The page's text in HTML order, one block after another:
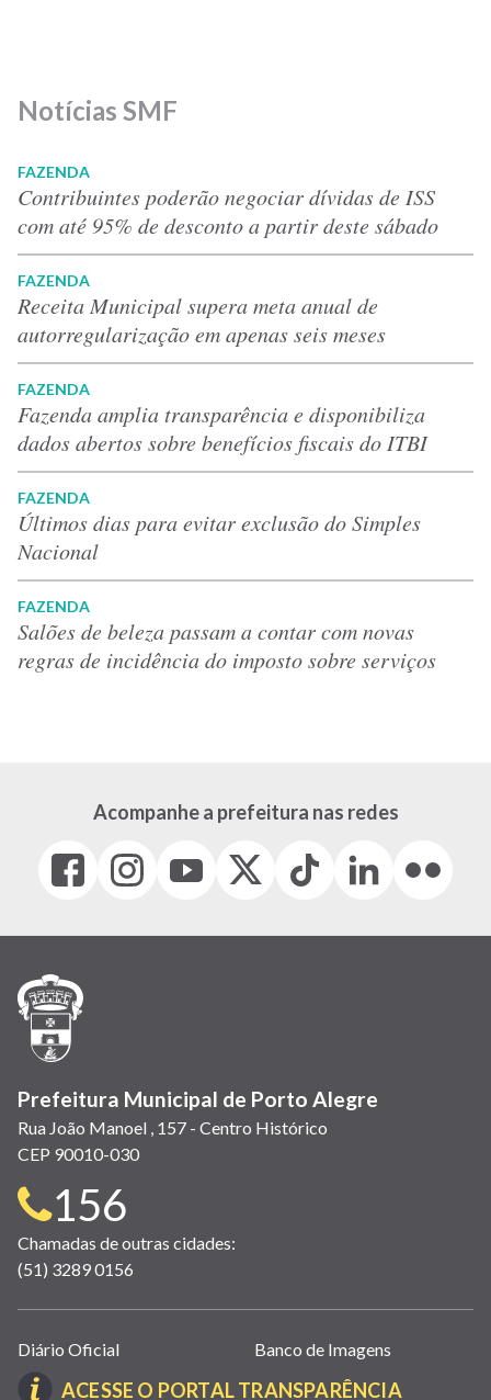
Notícias SMF
FAZENDA
Contribuintes poderão negociar dívidas de ISS
com até 95% de desconto a partir deste sábado
FAZENDA
Receita Municipal supera meta anual de
autorregularização em apenas seis meses
FAZENDA
Fazenda amplia transparência e disponibiliza
dados abertos sobre benefícios fiscais do ITBI
FAZENDA
Últimos dias para evitar exclusão do Simples
Nacional
FAZENDA
Salões de beleza passam a contar com novas
regras de incidência do imposto sobre serviços
Acompanhe a prefeitura nas redes
Facebook
(link
em
janela)
Instagram
(link
em
(link
em
(Antigo
(link
Tiktok
(link
em
LinkedIn
(link
em
(link
em
Prefeitura Municipal de Porto Alegre
Rua João Manoel , 157 - Centro Histórico
CEP 90010-030
Telefone
para
contato:
156
Chamadas de outras cidades:
(51) 3289 0156
Links
úteis
Diário Oficial Banco de Imagens
ACESSE O PORTAL TRANSPARÊNCIA(LINK